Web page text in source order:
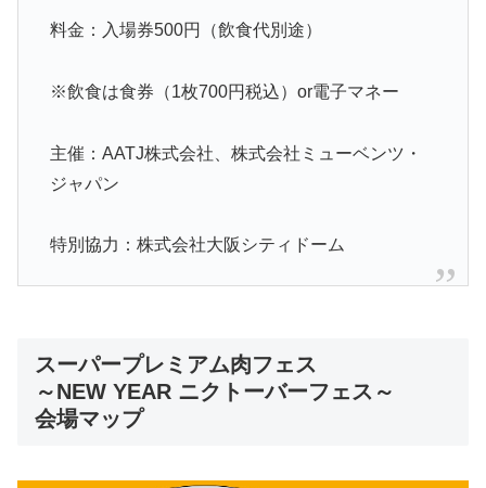
料金：入場券500円（飲食代別途）
※飲食は食券（1枚700円税込）or電子マネー
主催：AATJ株式会社、株式会社ミューベンツ・
ジャパン
特別協力：株式会社大阪シティドーム
スーパープレミアム肉フェス
～NEW YEAR ニクトーバーフェス～
会場マップ